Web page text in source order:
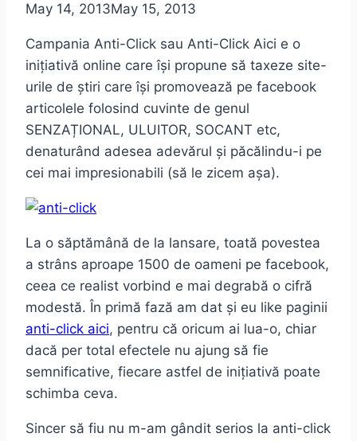
May 14, 2013May 15, 2013
Campania Anti-Click sau Anti-Click Aici e o
inițiativă online care își propune să taxeze site-
urile de știri care își promovează pe facebook
articolele folosind cuvinte de genul
SENZAȚIONAL, ULUITOR, SOCANT etc,
denaturând adesea adevărul și păcălindu-i pe
cei mai impresionabili (să le zicem așa).
La o săptămână de la lansare, toată povestea
a strâns aproape 1500 de oameni pe facebook,
ceea ce realist vorbind e mai degrabă o cifră
modestă. În primă fază am dat și eu like paginii
anti-click aici, pentru că oricum ai lua-o, chiar
dacă per total efectele nu ajung să fie
semnificative, fiecare astfel de inițiativă poate
schimba ceva.
Sincer să fiu nu m-am gândit serios la anti-click